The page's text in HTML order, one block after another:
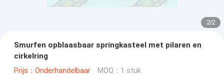
2/2
Smurfen opblaasbaar springkasteel met pilaren en
cirkelring
Prijs：Onderhandelbaar MOQ：1 stuk